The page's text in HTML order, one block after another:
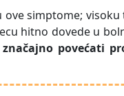
simptome;
hitno dovede u
povećati